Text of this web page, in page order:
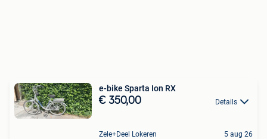
e-bike Sparta Ion RX
€ 350,00 Details
Zele+Deel Lokeren 5 aug 26